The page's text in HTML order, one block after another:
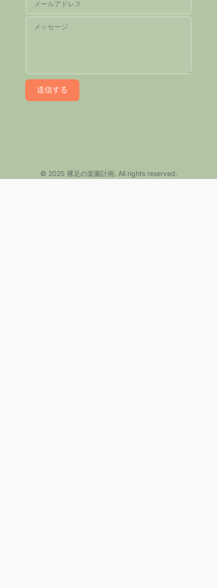
© 2025 裸足の楽園計画. All rights reserved.